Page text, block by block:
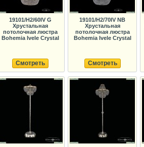
19101/H2/60IV G
Хрустальная
потолочная люстра
Bohemia Ivele Crystal
Смотреть
19101/H2/70IV NB
Хрустальная
потолочная люстра
Bohemia Ivele Crystal
Смотреть